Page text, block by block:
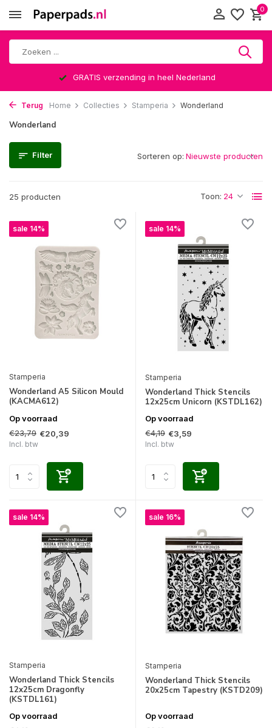
0
Altijd een leuke verrassing
Terug Home Collecties Stamperia Wonderland
Wonderland
Filter
25 producten Toon:
Sorteren op:
sale 14%
Stamperia
Wonderland A5 Silicon Mould
(KACMA612)
Op voorraad
€23,79 €20,39
Incl. btw
sale 14%
Stamperia
Wonderland Thick Stencils
12x25cm Unicorn (KSTDL162)
Op voorraad
€4,19 €3,59
Incl. btw
sale 14%
Stamperia
Wonderland Thick Stencils
12x25cm Dragonfly
(KSTDL161)
Op voorraad
sale 16%
Stamperia
Wonderland Thick Stencils
20x25cm Tapestry (KSTD209)
Op voorraad